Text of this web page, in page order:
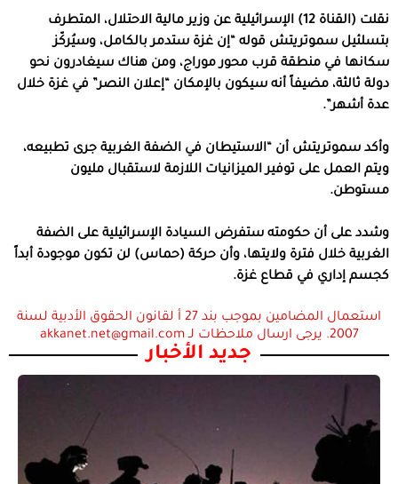
نقلت (القناة 12) الإسرائيلية عن وزير مالية الاحتلال، المتطرف
بتسلئيل سموتريتش قوله “إن غزة ستدمر بالكامل، وسيُركّز
سكانها في منطقة قرب محور موراج، ومن هناك سيغادرون نحو
دولة ثالثة، مضيفاً أنه سيكون بالإمكان “إعلان النصر” في غزة خلال
عدة أشهر”.
وأكد سموتريتش أن “الاستيطان في الضفة الغربية جرى تطبيعه،
ويتم العمل على توفير الميزانيات اللازمة لاستقبال مليون
مستوطن.
وشدد على أن حكومته ستفرض السيادة الإسرائيلية على الضفة
الغربية خلال فترة ولايتها، وأن حركة (حماس) لن تكون موجودة أبداً
كجسم إداري في قطاع غزة.
استعمال المضامين بموجب بند 27 أ لقانون الحقوق الأدبية لسنة
2007. يرجى ارسال ملاحظات لـ akkanet.net@gmail.com
جديد الأخبار